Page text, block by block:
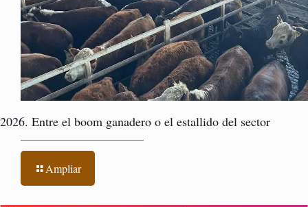
2026. Entre el boom ganadero o el estallido del sector
Ampliar